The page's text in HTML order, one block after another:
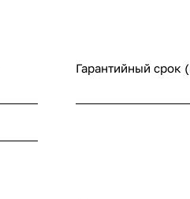
Гарантийный срок